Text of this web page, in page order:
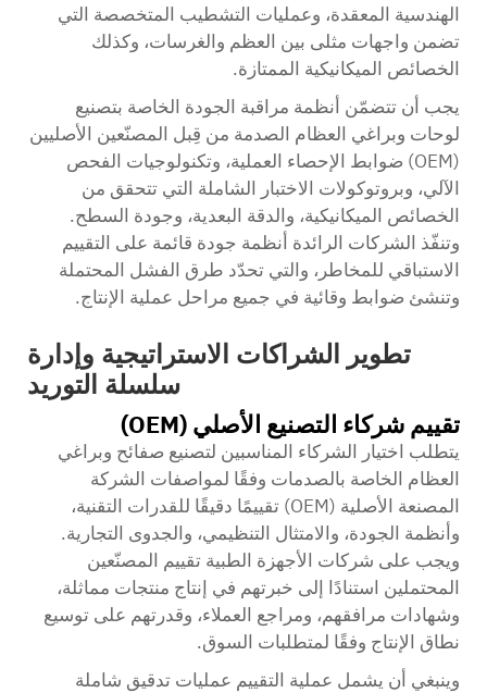
الهندسية المعقدة، وعمليات التشطيب المتخصصة التي
تضمن واجهات مثلى بين العظم والغرسات، وكذلك
الخصائص الميكانيكية الممتازة.
يجب أن تتضمّن أنظمة مراقبة الجودة الخاصة بتصنيع
لوحات وبراغي العظام الصدمة من قِبل المصنّعين الأصليين
(OEM) ضوابط الإحصاء العملية، وتكنولوجيات الفحص
الآلي، وبروتوكولات الاختبار الشاملة التي تتحقق من
الخصائص الميكانيكية، والدقة البعدية، وجودة السطح.
وتنفّذ الشركات الرائدة أنظمة جودة قائمة على التقييم
الاستباقي للمخاطر، والتي تحدّد طرق الفشل المحتملة
وتنشئ ضوابط وقائية في جميع مراحل عملية الإنتاج.
تطوير الشراكات الاستراتيجية وإدارة
سلسلة التوريد
تقييم شركاء التصنيع الأصلي (OEM)
يتطلب اختيار الشركاء المناسبين لتصنيع صفائح وبراغي
العظام الخاصة بالصدمات وفقًا لمواصفات الشركة
المصنعة الأصلية (OEM) تقييمًا دقيقًا للقدرات التقنية،
وأنظمة الجودة، والامتثال التنظيمي، والجدوى التجارية.
ويجب على شركات الأجهزة الطبية تقييم المصنّعين
المحتملين استنادًا إلى خبرتهم في إنتاج منتجات مماثلة،
وشهادات مرافقهم، ومراجع العملاء، وقدرتهم على توسيع
نطاق الإنتاج وفقًا لمتطلبات السوق.
وينبغي أن يشمل عملية التقييم عمليات تدقيق شاملة